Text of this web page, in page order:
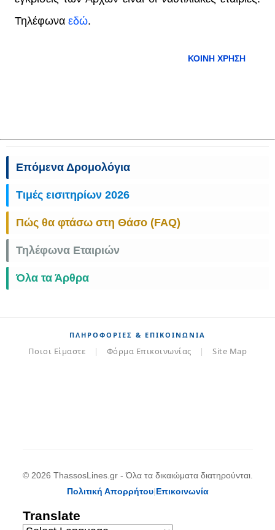
Τηλέφωνα εδώ.
ΚΟΙΝΉ ΧΡΉΣΗ
Επόμενα Δρομολόγια
Τιμές εισιτηρίων 2026
Πώς θα φτάσω στη Θάσο (FAQ)
Τηλέφωνα Εταιριών
Όλα τα Άρθρα
ΠΛΗΡΟΦΟΡΊΕΣ & ΕΠΙΚΟΙΝΩΝΊΑ
Ποιοι Είμαστε | Φόρμα Επικοινωνίας | Site Map
© 2026 ThassosLines.gr - Όλα τα δικαιώματα διατηρούνται.
Πολιτική Απορρήτου|Επικοινωνία
Translate